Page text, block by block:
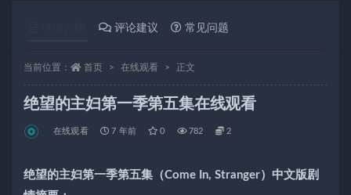
评论建议 常见问题
当前位置： 首页 在线观看 正文
绝望的主妇第一季第五集在线观看
在线观看 7 年前 0 782 2
绝望的主妇第一季第五集（Come In, Stranger）中文版剧